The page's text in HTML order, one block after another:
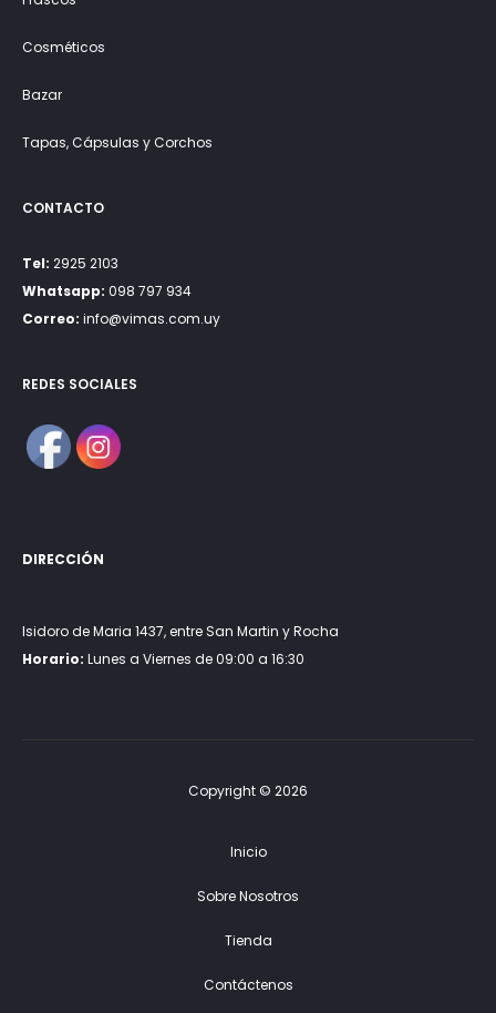
Cosméticos
Bazar
Tapas, Cápsulas y Corchos
CONTACTO
Tel: 2925 2103
Whatsapp: 098 797 934
Correo: info@vimas.com.uy
REDES SOCIALES
DIRECCIÓN
Isidoro de Maria 1437, entre San Martin y Rocha
Horario: Lunes a Viernes de 09:00 a 16:30
Copyright © 2026
Inicio
Sobre Nosotros
Tienda
Contáctenos